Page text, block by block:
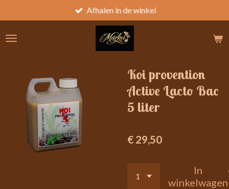
direct
naar
Afhalen in de winkel
Koi provention
Active Lacto Bac
5 liter
€ 29,50
In
winkelwagen